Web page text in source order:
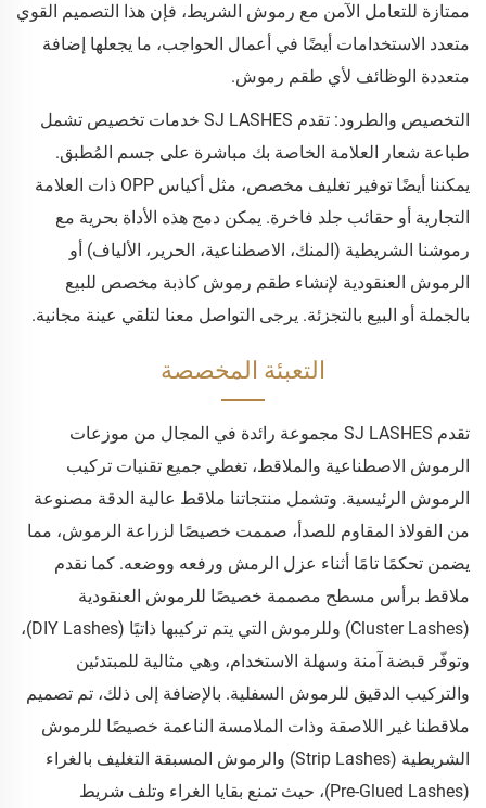
ممتازة للتعامل الآمن مع رموش الشريط، فإن هذا التصميم القوي
متعدد الاستخدامات أيضًا في أعمال الحواجب، ما يجعلها إضافة
متعددة الوظائف لأي طقم رموش.
التخصيص والطرود: تقدم SJ LASHES خدمات تخصيص تشمل
طباعة شعار العلامة الخاصة بك مباشرة على جسم المُطبق.
يمكننا أيضًا توفير تغليف مخصص، مثل أكياس OPP ذات العلامة
التجارية أو حقائب جلد فاخرة. يمكن دمج هذه الأداة بحرية مع
رموشنا الشريطية (المنك، الاصطناعية، الحرير، الألياف) أو
الرموش العنقودية لإنشاء طقم رموش كاذبة مخصص للبيع
بالجملة أو البيع بالتجزئة. يرجى التواصل معنا لتلقي عينة مجانية.
التعبئة المخصصة
تقدم SJ LASHES مجموعة رائدة في المجال من موزعات
الرموش الاصطناعية والملاقط، تغطي جميع تقنيات تركيب
الرموش الرئيسية. وتشمل منتجاتنا ملاقط عالية الدقة مصنوعة
من الفولاذ المقاوم للصدأ، صممت خصيصًا لزراعة الرموش، مما
يضمن تحكمًا تامًا أثناء عزل الرمش ورفعه ووضعه. كما نقدم
ملاقط برأس مسطح مصممة خصيصًا للرموش العنقودية
(Cluster Lashes) وللرموش التي يتم تركيبها ذاتيًا (DIY Lashes)،
وتوفّر قبضة آمنة وسهلة الاستخدام، وهي مثالية للمبتدئين
والتركيب الدقيق للرموش السفلية. بالإضافة إلى ذلك، تم تصميم
ملاقطنا غير اللاصقة وذات الملامسة الناعمة خصيصًا للرموش
الشريطية (Strip Lashes) والرموش المسبقة التغليف بالغراء
(Pre-Glued Lashes)، حيث تمنع بقايا الغراء وتلف شريط